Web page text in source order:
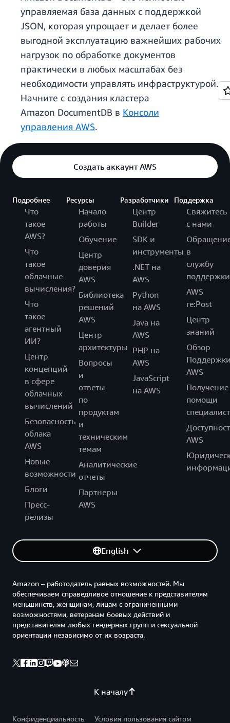
управляемая база данных с поддержкой
JSON, которая упрощает и делает более
выгодной эксплуатацию важнейших рабочих
нагрузок по обработке документов
практически в любых масштабах без
необходимости управлять инфраструктурой.
Начните с создания кластера
Amazon DocumentDB в Консоли
управления AWS.
Создать аккаунт AWS
Подробнее
Что
такое
AWS?
Что
такое
облачные
вычисления?
Что
такое
агентный
ИИ?
Центр
концепций
в сфере
облачных
вычислений
Безопасность
облака
AWS
Новые
возможности
Блоги
Пресс-
релизы
Ресурсы
Начало
работы
Обучение
Центр
доверия
AWS
Библиотека
решений
AWS
Центр
архитектуры
Вопросы
и
ответы
по
продуктам
и
техническим
темам
Аналитические
отчеты
Партнеры
AWS
Разработчики
Центр
Builder
SDK и
инструменты
.NET на
AWS
Python
на AWS
Java на
AWS
PHP на
AWS
JavaScript
на AWS
Поддержка
Свяжитесь
с нами
в
службу
поддержки
AWS
re:Post
Центр
знаний
Обзор
AWS
Получение
помощи
AWS
English
К началу
Amazon – работодатель равных возможностей. Мы
обеспечиваем справедливое отношение к представителям
меньшинств, женщинам, лицам с ограниченными
возможностями, ветеранам боевых действий и
представителям любых гендерных групп и сексуальной
ориентации независимо от их возраста.
Конфиденциальность Условия пользования сайтом